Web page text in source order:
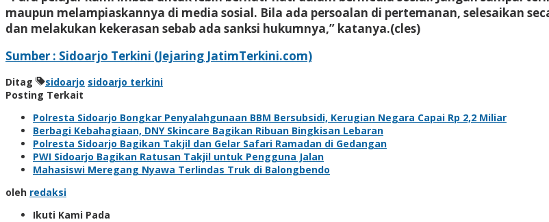
maupun melampiaskannya di media sosial. Bila ada persoalan di pertemanan, selesaikan
dan melakukan kekerasan sebab ada sanksi hukumnya,” katanya.(cles)
Sumber : Sidoarjo Terkini (Jejaring JatimTerkini.com)
Ditag sidoarjo sidoarjo terkini
Posting Terkait
Polresta Sidoarjo Bongkar Penyalahgunaan BBM Bersubsidi, Kerugian Negara Capai Rp 2,2 Miliar
Berbagi Kebahagiaan, DNY Skincare Bagikan Ribuan Bingkisan Lebaran
Polresta Sidoarjo Bagikan Takjil dan Gelar Safari Ramadan di Gedangan
PWI Sidoarjo Bagikan Ratusan Takjil untuk Pengguna Jalan
Mahasiswi Meregang Nyawa Terlindas Truk di Balongbendo
oleh redaksi
Ikuti Kami Pada